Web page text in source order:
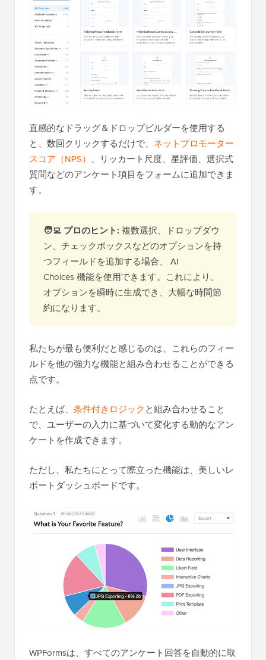
直感的なドラッグ＆ドロップビルダーを使用する
と、数回クリックするだけで、 ネットプロモーター
スコア（NPS） 、リッカート尺度、星評価、選択式
質問などのアンケート項目をフォームに追加できま
す。
🧑‍💻 プロのヒント: 複数選択、ドロップダウ
ン、チェックボックスなどのオプションを持
つフィールドを追加する場合、 AI
Choices 機能を使用できます。これにより、
オプションを瞬時に生成でき、大幅な時間節
約になります。
私たちが最も便利だと感じるのは、これらのフィー
ルドを他の強力な機能と組み合わせることができる
点です。
たとえば、 条件付きロジックと組み合わせること
で、ユーザーの入力に基づいて変化する動的なアン
ケートを作成できます。
ただし、私たちにとって際立った機能は、美しいレ
ポートダッシュボードです。
WPFormsは、すべてのアンケート回答を自動的に取